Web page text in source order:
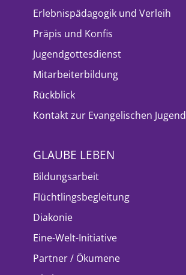
Erlebnispädagogik und Verleih
Präpis und Konfis
Jugendgottesdienst
Mitarbeiterbildung
Rückblick
Kontakt zur Evangelischen Jugend
GLAUBE LEBEN
Bildungsarbeit
Flüchtlingsbegleitung
Diakonie
Eine-Welt-Initiative
Partner / Ökumene